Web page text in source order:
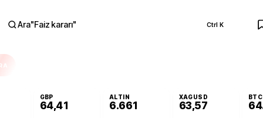
Ara"Faiz kararı" Ctrl K
GBP
64,41
ALTIN
6.661
XAGUSD
63,57
BTC